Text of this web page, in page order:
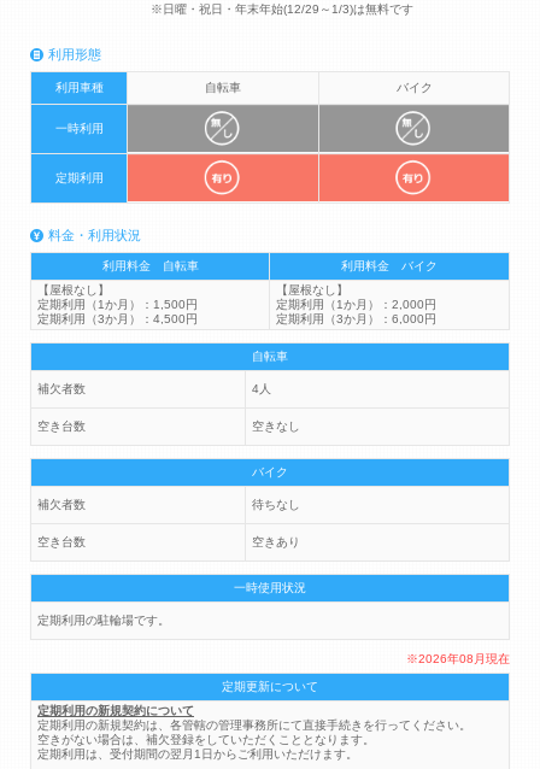
※日曜・祝日・年末年始(12/29～1/3)は無料です
利用形態
利用車種 自転車 バイク
一時利用
定期利用
料金・利用状況
利用料金 自転車
利用料金 バイク
【屋根なし】
定期利用（1か月）：1,500円
定期利用（3か月）：4,500円
【屋根なし】
定期利用（1か月）：2,000円
定期利用（3か月）：6,000円
自転車
補欠者数 4人
空き台数 空きなし
バイク
補欠者数 待ちなし
空き台数 空きあり
一時使用状況
定期利用の駐輪場です。
※2026年08月現在
定期更新について
定期利用の新規契約について
定期利用の新規契約は、各管轄の管理事務所にて直接手続きを行ってください。
空きがない場合は、補欠登録をしていただくこととなります。
定期利用は、受付期間の翌月1日からご利用いただけます。